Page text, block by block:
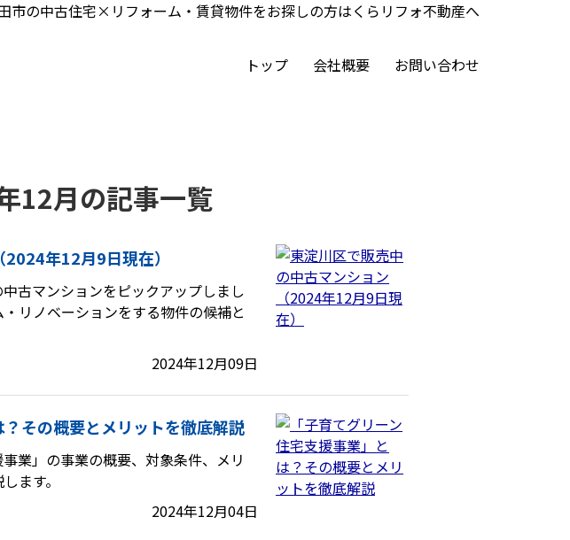
市の中古住宅×リフォーム・賃貸物件をお探しの方はくらリフォ不動産へ
トップ 会社概要 お問い合わせ
12月の記事一覧
年12月9日現在）
古マンションをピックアップしまし
リノベーションをする物件の候補と
2024年12月09日
？その概要とメリットを徹底解説
業」の事業の概要、対象条件、メリ
ます。
2024年12月04日